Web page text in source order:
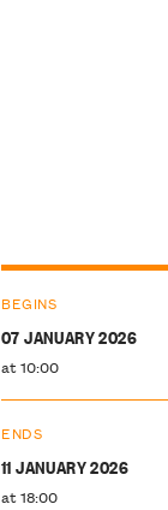
BEGINS
07 JANUARY 2026
at 10:00
ENDS
11 JANUARY 2026
at 18:00